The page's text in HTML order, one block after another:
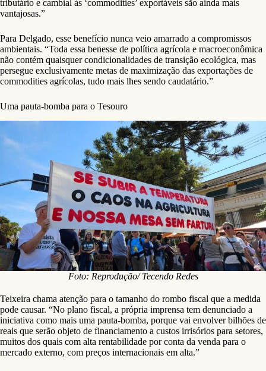
tributário e cambial às ‘commodities’ exportáveis são ainda mais
vantajosas.”
Para Delgado, esse benefício nunca veio amarrado a compromissos
ambientais. “Toda essa benesse de política agrícola e macroeconômica
não contém quaisquer condicionalidades de transição ecológica, mas
persegue exclusivamente metas de maximização das exportações de
commodities agrícolas, tudo mais lhes sendo caudatário.”
Uma pauta-bomba para o Tesouro
Foto: Reprodução/ Tecendo Redes
Teixeira chama atenção para o tamanho do rombo fiscal que a medida
pode causar. “No plano fiscal, a própria imprensa tem denunciado a
iniciativa como mais uma pauta-bomba, porque vai envolver bilhões de
reais que serão objeto de financiamento a custos irrisórios para setores,
muitos dos quais com alta rentabilidade por conta da venda para o
mercado externo, com preços internacionais em alta.”